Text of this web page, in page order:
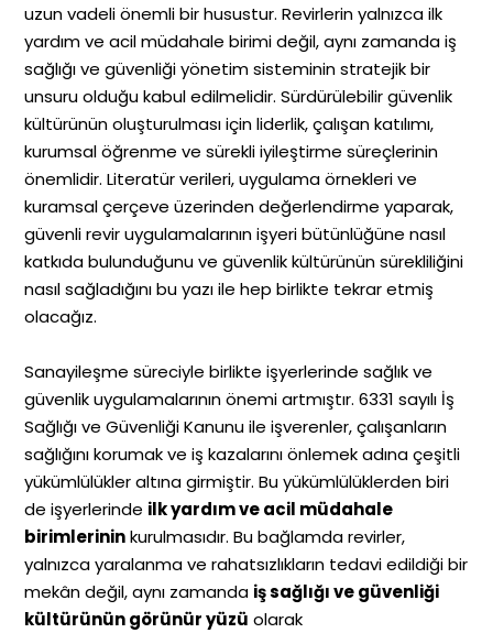
uzun vadeli önemli bir husustur. Revirlerin yalnızca ilk
yardım ve acil müdahale birimi değil, aynı zamanda iş
sağlığı ve güvenliği yönetim sisteminin stratejik bir
unsuru olduğu kabul edilmelidir. Sürdürülebilir güvenlik
kültürünün oluşturulması için liderlik, çalışan katılımı,
kurumsal öğrenme ve sürekli iyileştirme süreçlerinin
önemlidir. Literatür verileri, uygulama örnekleri ve
kuramsal çerçeve üzerinden değerlendirme yaparak,
güvenli revir uygulamalarının işyeri bütünlüğüne nasıl
katkıda bulunduğunu ve güvenlik kültürünün sürekliliğini
nasıl sağladığını bu yazı ile hep birlikte tekrar etmiş
olacağız.
Sanayileşme süreciyle birlikte işyerlerinde sağlık ve
güvenlik uygulamalarının önemi artmıştır. 6331 sayılı İş
Sağlığı ve Güvenliği Kanunu ile işverenler, çalışanların
sağlığını korumak ve iş kazalarını önlemek adına çeşitli
yükümlülükler altına girmiştir. Bu yükümlülüklerden biri
de işyerlerinde ilk yardım ve acil müdahale
birimlerininkurulmasıdır. Bu bağlamda revirler,
yalnızca yaralanma ve rahatsızlıkların tedavi edildiği bir
mekân değil, aynı zamanda iş sağlığı ve güvenliği
kültürünün görünür yüzü olarak